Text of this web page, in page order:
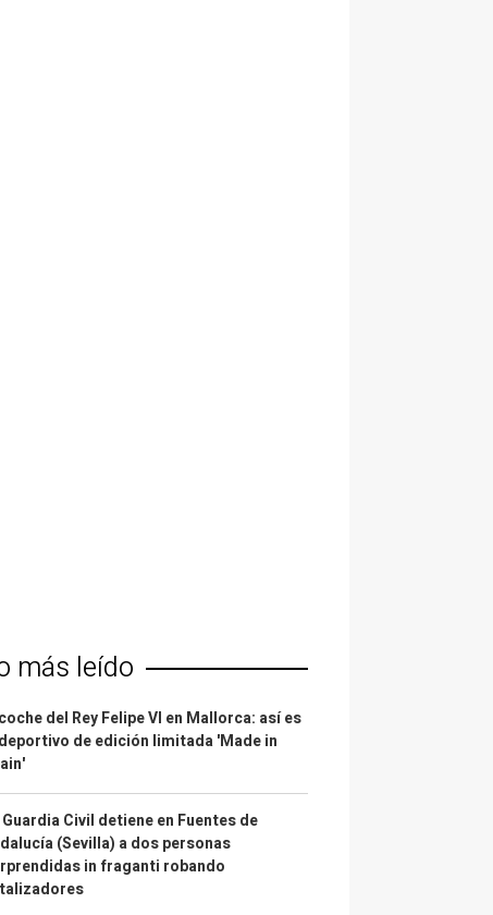
más leído
del Rey Felipe VI en Mallorca: así es
de edición limitada 'Made in
Guardia Civil detiene en Fuentes de
(Sevilla) a dos personas
in fraganti robando